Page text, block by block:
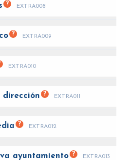
? EXTRA008
? EXTRA009
EXTRA010
dirección ? EXTRA011
? EXTRA012
ayuntamiento ? EXTRA013